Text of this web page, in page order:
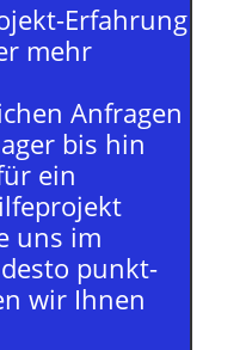
Erfahrung
mehr
Anfragen
bis hin
ein
uns im
punkt-
wir Ihnen